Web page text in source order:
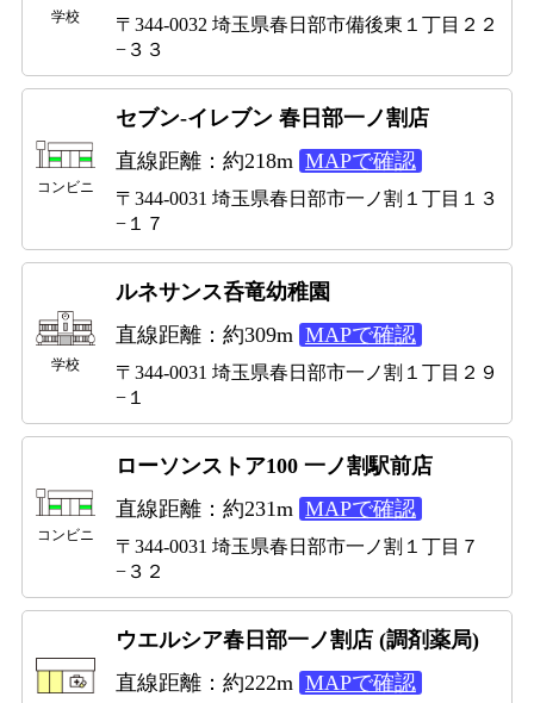
学校
〒344-0032 埼玉県春日部市備後東１丁目２２
−３３
コンビニ
セブン-イレブン 春日部一ノ割店
直線距離：約218m MAPで確認
〒344-0031 埼玉県春日部市一ノ割１丁目１３
−１７
学校
ルネサンス呑竜幼稚園
直線距離：約309m MAPで確認
〒344-0031 埼玉県春日部市一ノ割１丁目２９
−１
コンビニ
ローソンストア100 一ノ割駅前店
直線距離：約231m MAPで確認
〒344-0031 埼玉県春日部市一ノ割１丁目７
−３２
ウエルシア春日部一ノ割店 (調剤薬局)
直線距離：約222m MAPで確認